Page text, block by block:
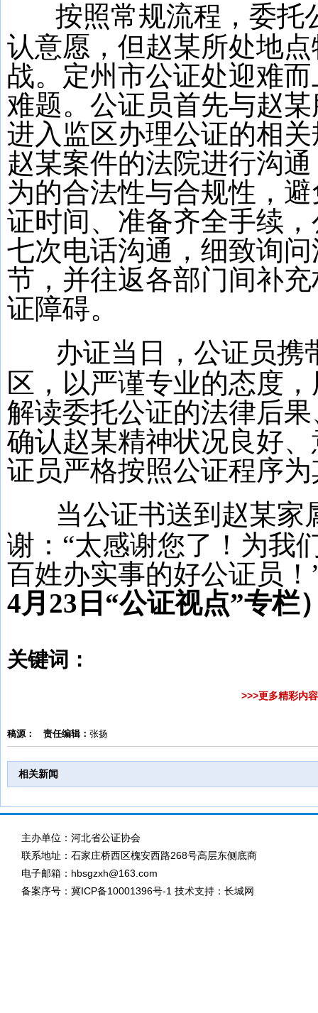
按照常规流程，委托
认意愿，但赵某所处地
战。定州市公证处迎难
难题。公证员首先与赵
进入监区办理公证的相
赵某案件的法院进行沟
为的合法性与合规性，
证时间、准备齐全手续
七次电话沟通，细致询
节，并往返各部门间补
证障碍。
办证当日，公证员携
区，以严谨专业的态度
解读委托公证的法律后
确认赵某精神状况良好
证员严格按照公证程序
当公证书送到赵某家
谢：“太感谢您了！为我
百姓办实事的好公证员！
4月23 日“公证视点”专栏
关键词：
>>>更多精彩内
稿源： 责任编辑： 张扬
相关新闻
主办单位：河北省公证协会
联系地址：石家庄桥西区槐安西路268号高层东侧底商
电子邮箱：hbsgzxh@163.com
备案序号： 冀ICP备10001396号-1 技术支持：长城网